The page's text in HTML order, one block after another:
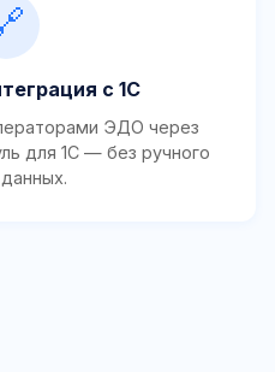
с 1С
ЭДО через
для 1С — без ручного